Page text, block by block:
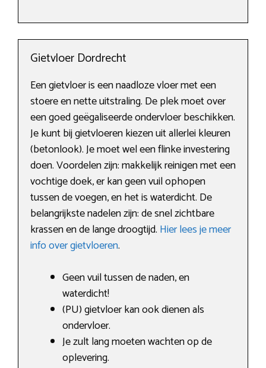
Gietvloer Dordrecht
Een gietvloer is een naadloze vloer met een
stoere en nette uitstraling. De plek moet over
een goed geëgaliseerde ondervloer beschikken.
Je kunt bij gietvloeren kiezen uit allerlei kleuren
(betonlook). Je moet wel een flinke investering
doen. Voordelen zijn: makkelijk reinigen met een
vochtige doek, er kan geen vuil ophopen
tussen de voegen, en het is waterdicht. De
belangrijkste nadelen zijn: de snel zichtbare
krassen en de lange droogtijd. Hier lees je meer
info over gietvloeren.
Geen vuil tussen de naden, en
waterdicht!
(PU) gietvloer kan ook dienen als
ondervloer.
Je zult lang moeten wachten op de
oplevering.